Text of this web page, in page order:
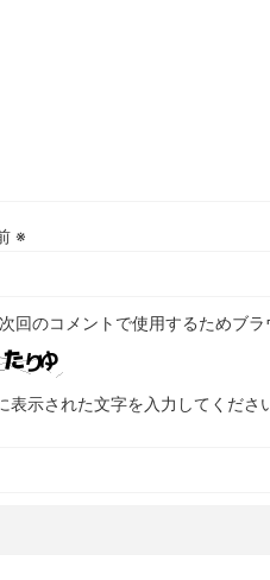
※
次回のコメントで使用するためブ
表示された文字を入力してくださ